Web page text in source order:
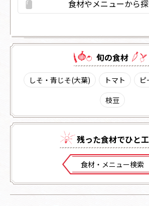
食材やメニューから
旬の⾷材
しそ・青じそ(大葉) トマト ピ
枝豆
残った⾷材でひと⼯
⾷材・メニュー検索